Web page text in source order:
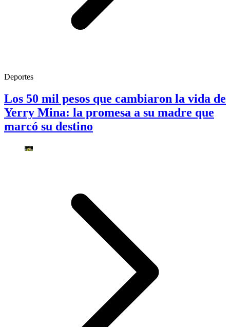
Deportes
Los 50 mil pesos que cambiaron la vida de
Yerry Mina: la promesa a su madre que
marcó su destino